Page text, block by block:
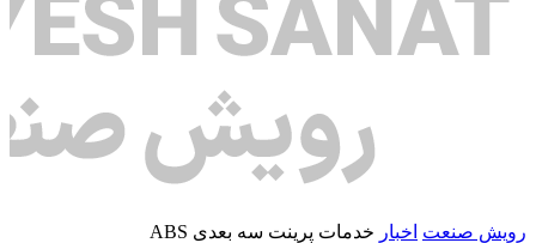
رویش صنعت اخبار خدمات پرینت سه بعدی ABS